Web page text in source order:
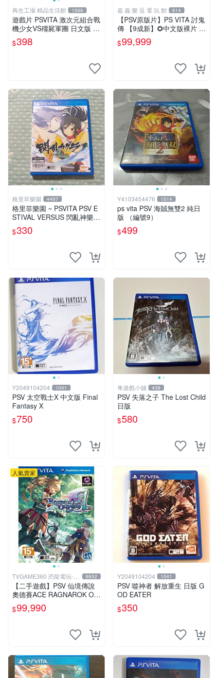
再生工場 精品生活館 1566
遊戲片 PSVITA 激次元組合戰
機少女VS殭屍軍團 日文版 再
生工場 01
$398
嘉 義 樂 逗 電 玩 館 614
【PSV原版片】PS VITA 討鬼
傳 【9成新】✪中文版裸片 中
古二手✪嘉義樂逗電玩館
$99,999
格里菲樂園 4497
格里菲樂園 ~ PSVITA PSV E
STIVAL VERSUS 閃亂神樂
少女們的抉擇 日文版
$330
Y4103454476 1514
ps vita PSV 海賊無雙2 純日
版 （編號9）
$499
Y2049104204 1041
PSV 太空戰士X 中文版 Final
Fantasy X
$750
隼遊戲小舖 438
PSV 失落之子 The Lost Child
日版
$580
人氣賣家
TVGAME360 恐龍電玩-台
中店
8652
【二手遊戲】PSV 仙境傳說
奧德賽ACE RAGNAROK OD
YSSEY ACE 中文版【台中恐
龍電玩】
$99,990
Y2049104204 1041
PSV 噬神者 解放重生 日版 G
OD EATER
$350